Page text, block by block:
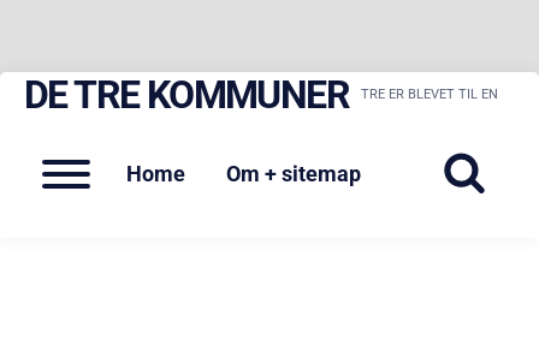
SkipDE TRE KOMMUNER TRE ER BLEVET TIL EN
Menu
Home Om + sitemap